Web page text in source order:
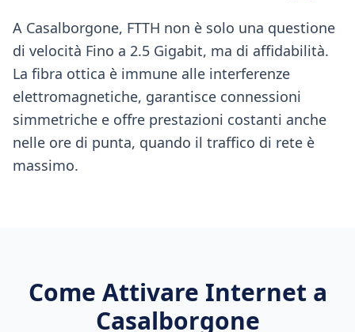
A Casalborgone, FTTH non è solo una questione
di velocità Fino a 2.5 Gigabit, ma di affidabilità.
La fibra ottica è immune alle interferenze
elettromagnetiche, garantisce connessioni
simmetriche e offre prestazioni costanti anche
nelle ore di punta, quando il traffico di rete è
massimo.
Come Attivare Internet a
Casalborgone